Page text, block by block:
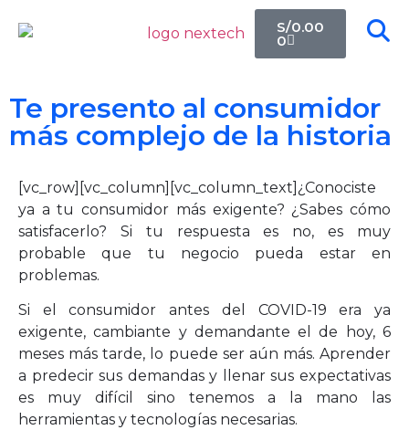
S/0.00
0
Te presento al consumidor
más complejo de la historia
[vc_row][vc_column][vc_column_text]¿Conociste
ya a tu consumidor más exigente? ¿Sabes cómo
satisfacerlo? Si tu respuesta es no, es muy
probable que tu negocio pueda estar en
problemas.
Si el consumidor antes del COVID-19 era ya
exigente, cambiante y demandante el de hoy, 6
meses más tarde, lo puede ser aún más. Aprender
a predecir sus demandas y llenar sus expectativas
es muy difícil sino tenemos a la mano las
herramientas y tecnologías necesarias.